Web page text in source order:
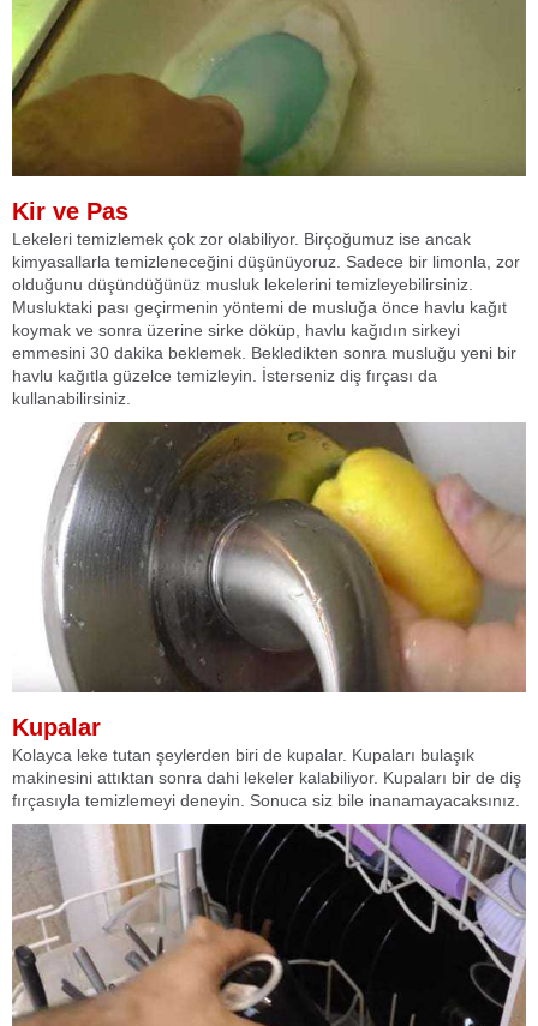
Kir ve Pas
Lekeleri temizlemek çok zor olabiliyor. Birçoğumuz ise ancak
kimyasallarla temizleneceğini düşünüyoruz. Sadece bir limonla, zor
olduğunu düşündüğünüz musluk lekelerini temizleyebilirsiniz.
Musluktaki pası geçirmenin yöntemi de musluğa önce havlu kağıt
koymak ve sonra üzerine sirke döküp, havlu kağıdın sirkeyi
emmesini 30 dakika beklemek. Bekledikten sonra musluğu yeni bir
havlu kağıtla güzelce temizleyin. İsterseniz diş fırçası da
kullanabilirsiniz.
Kupalar
Kolayca leke tutan şeylerden biri de kupalar. Kupaları bulaşık
makinesini attıktan sonra dahi lekeler kalabiliyor. Kupaları bir de diş
fırçasıyla temizlemeyi deneyin. Sonuca siz bile inanamayacaksınız.